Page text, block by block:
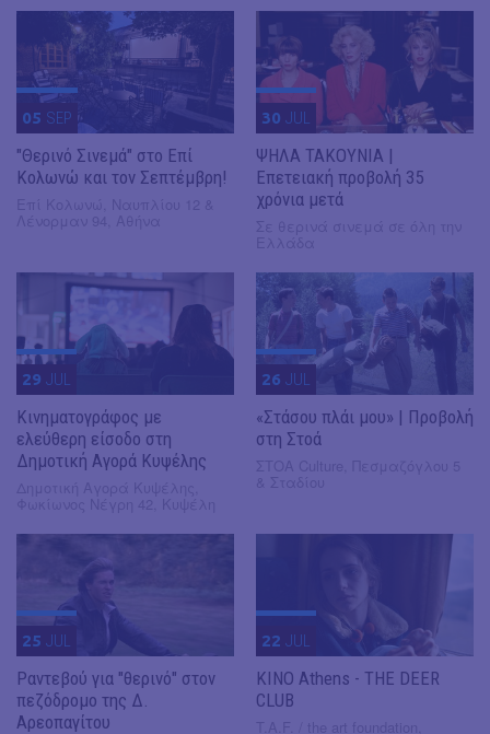
05 SEP
"Θερινό Σινεμά" στο Επί
Κολωνώ και τον Σεπτέμβρη!
30 JUL
ΨΗΛΑ ΤΑΚΟΥΝΙΑ |
Επετειακή προβολή 35
χρόνια μετά
29 JUL
Κινηματογράφος με
ελεύθερη είσοδο στη
Δημοτική Αγορά Κυψέλης
26 JUL
«Στάσου πλάι μου» | Προβολή
στη Στοά
25 JUL
Ραντεβού για "θερινό" στον
πεζόδρομο της Δ.
Αρεοπαγίτου
22 JUL
KINO Athens - THE DEER
CLUB